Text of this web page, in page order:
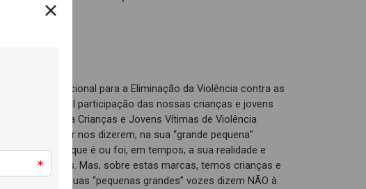
dia Internacional para a Eliminação da Violência contra as
com a especial participação das nossas crianças e jovens
Psicológico a Crianças e Jovens Vítimas de Violência
passou por nos dizerem, na sua “grande pequena”
Aquela que é ou foi, em tempos, a sua realidade e
deixou marcas. Mas, sobre estas marcas, temos crianças e
que, com as suas “pequenas grandes” vozes dizem NÃO à